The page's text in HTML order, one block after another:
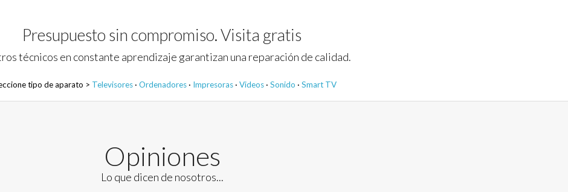
Presupuesto sin compromiso. Visita gratis
técnicos en constante aprendizaje garantizan una reparación de calidad.
tipo de aparato > Televisores · Ordenadores · Impresoras · Videos · Sonido · Smart TV
Opiniones
Lo que dicen de nosotros...